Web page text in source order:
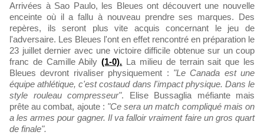
Arrivées à Sao Paulo, les Bleues ont découvert une nouvelle
enceinte où il a fallu à nouveau prendre ses marques. Des
repères, ils seront plus vite acquis concernant le jeu de
l'adversaire. Les Bleues l'ont en effet rencontré en préparation le
23 juillet dernier avec une victoire difficile obtenue sur un coup
franc de Camille Abily(1-0). La milieu de terrain sait que les
Bleues devront rivaliser physiquement : "Le Canada est une
équipe athlétique, c'est costaud dans l'impact physique. Dans le
style rouleau compresseur". Elise Bussaglia méfiante mais
prête au combat, ajoute : "Ce sera un match compliqué mais on
a les armes pour gagner. Il va falloir vraiment faire un gros quart
de finale".